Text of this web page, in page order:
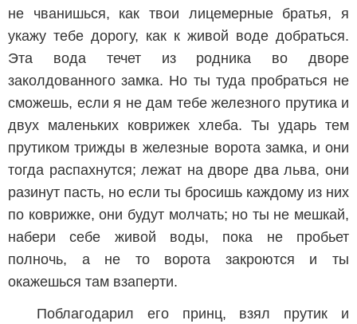
не чванишься, как твои лицемерные братья, я
укажу тебе дорогу, как к живой воде добраться.
Эта вода течет из родника во дворе
заколдованного замка. Но ты туда пробраться не
сможешь, если я не дам тебе железного прутика и
двух маленьких коврижек хлеба. Ты ударь тем
прутиком трижды в железные ворота замка, и они
тогда распахнутся; лежат на дворе два льва, они
разинут пасть, но если ты бросишь каждому из них
по коврижке, они будут молчать; но ты не мешкай,
набери себе живой воды, пока не пробьет
полночь, а не то ворота закроются и ты
окажешься там взаперти.
Поблагодарил его принц, взял прутик и